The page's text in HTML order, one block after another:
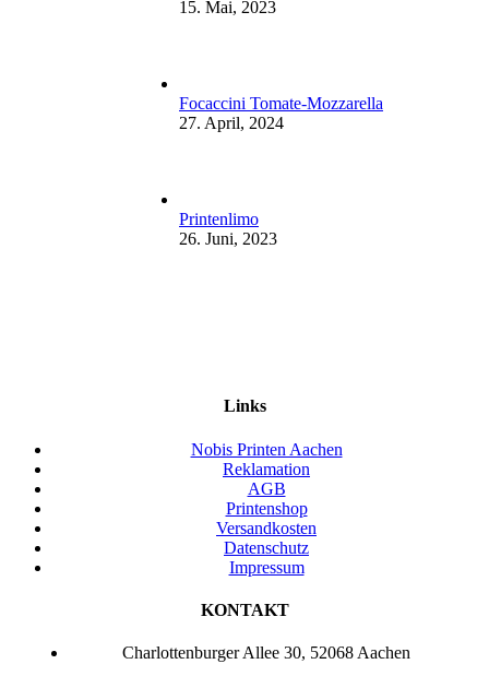
15. Mai, 2023
Focaccini Tomate-Mozzarella
27. April, 2024
Printenlimo
26. Juni, 2023
Links
Nobis Printen Aachen
Reklamation
AGB
Printenshop
Versandkosten
Datenschutz
Impressum
KONTAKT
Charlottenburger Allee 30, 52068 Aachen